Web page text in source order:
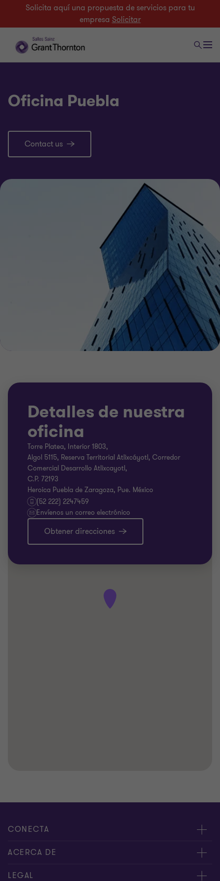
Solicita aquí una propuesta de servicios para tu
empresa Solicitar
Oficina Puebla
Contact us
Detalles de nuestra
oficina
Torre Platea, Interior 1803,
Algol 5115, Reserva Territorial Atlixcáyotl, Corredor
Comercial Desarrollo Atlixcayotl,
C.P. 72193
Heroica Puebla de Zaragoza, Pue. México
(52 222) 2247459
Envíenos un correo electrónico
Obtener direcciones
CONECTA
Nuestros expertos
Alertas
ACERCA DE
Nosotros
LEGAL